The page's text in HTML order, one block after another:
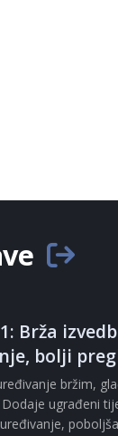
Brža
bolji
bržim,
ugrađeni